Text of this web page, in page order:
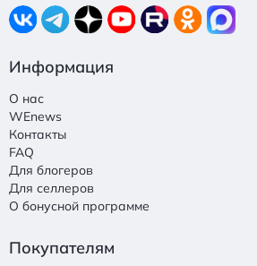
Информация
О нас
WEnews
Контакты
FAQ
Для блогеров
Для селлеров
О бонусной программе
Покупателям